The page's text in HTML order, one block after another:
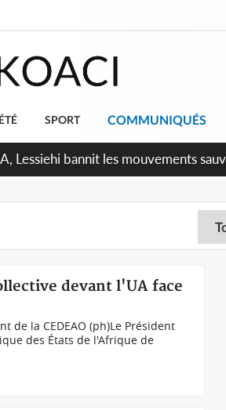
SPORT COMMUNIQUÉS
contre les déguerpissements illégaux
devant l'UA face
de la CEDEAO (ph)Le Président
des États de l'Afrique de